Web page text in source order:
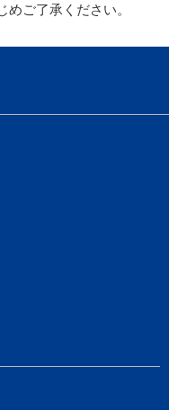
ご了承ください。